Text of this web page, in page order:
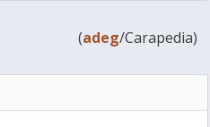
(adeg/Carapedia)